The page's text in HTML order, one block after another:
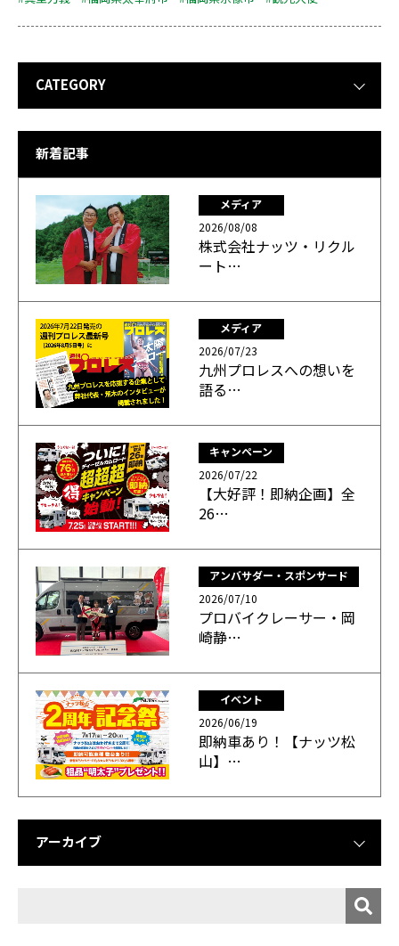
CATEGORY
新着記事
メディア
2026/08/08
株式会社ナッツ・リクル
ート…
メディア
2026/07/23
九州プロレスへの想いを
語る…
キャンペーン
2026/07/22
【大好評！即納企画】全
26…
アンバサダー・スポンサード
2026/07/10
プロバイクレーサー・岡
崎静…
イベント
2026/06/19
即納車あり！【ナッツ松
山】…
アーカイブ